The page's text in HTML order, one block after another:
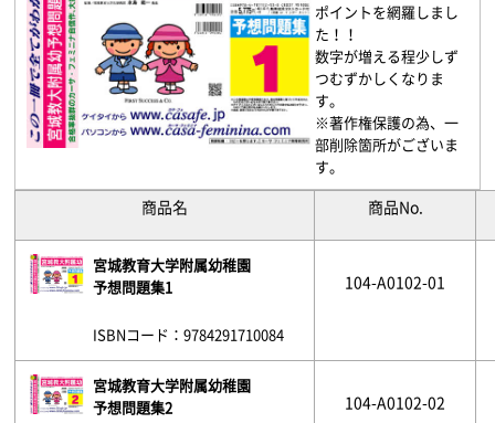
ポイントを網羅しまし
た！！
数字が増える程少しず
つむずかしくなりま
す。
※著作権保護の為、一
部削除箇所がございま
す。
商品名 商品No.
宮城教育大学附属幼稚園
予想問題集1
ISBNコード：9784291710084
104-A0102-01
宮城教育大学附属幼稚園
予想問題集2
104-A0102-02